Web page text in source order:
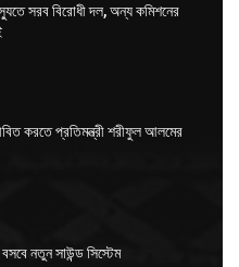
সরব বিরোধী দল, অন্য কমিশনের
করতে প্রতিমন্ত্রী শরীফুল আলমের
নতুন সাউন্ড সিস্টেম